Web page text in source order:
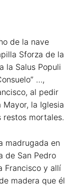
de la nave
Sforza de la
la Salus Populi
…,
al pedir
la Iglesia
restos mortales.
madrugada en
de San Pedro
Francisco y allí
madera que él